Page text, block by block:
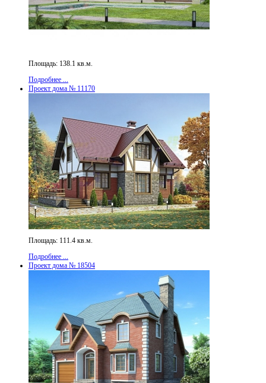
Площадь: 138.1 кв.м.
Подробнее ...
Проект дома № 11170
Площадь: 111.4 кв.м.
Подробнее ...
Проект дома № 18504